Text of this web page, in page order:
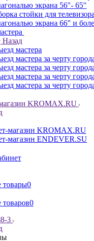
экрана 56"- 65"
стойки для
экрана 66" и
Назад
мастера
мастера за черту
мастера за черту
мастера за черту
мастера за черту
KROMAX.RU
магазин KROMAX.RU
магазин ENDEVER.SU
товары0
0
3